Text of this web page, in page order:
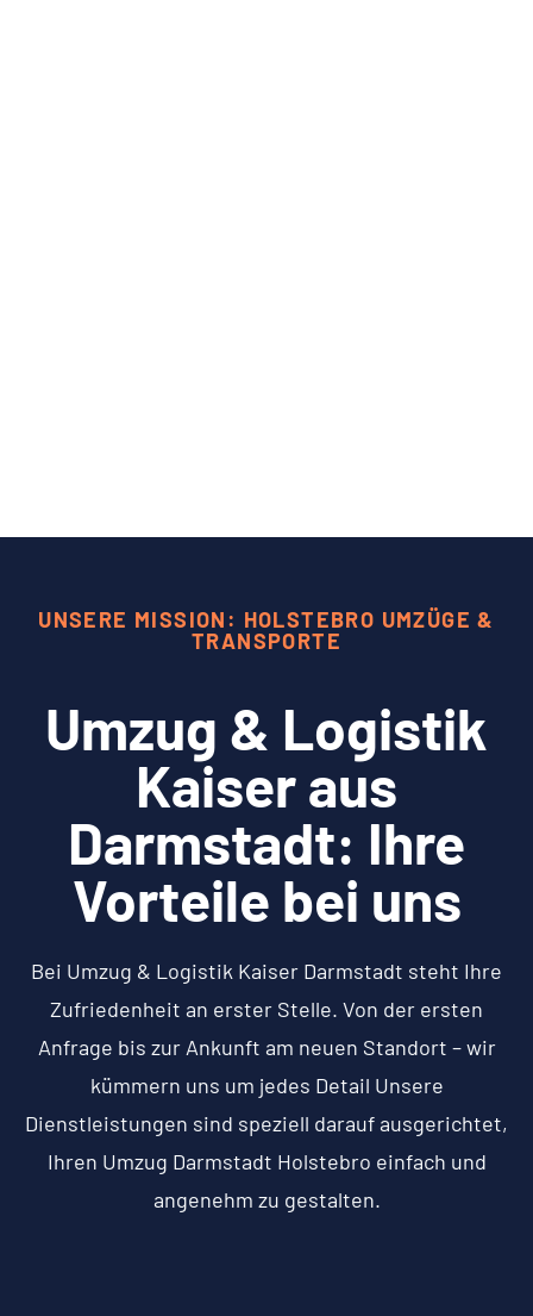
UNSERE MISSION: HOLSTEBRO UMZÜGE &
TRANSPORTE
Umzug & Logistik
Kaiser aus
Darmstadt: Ihre
Vorteile bei uns
Bei Umzug & Logistik Kaiser Darmstadt steht Ihre
Zufriedenheit an erster Stelle. Von der ersten
Anfrage bis zur Ankunft am neuen Standort – wir
kümmern uns um jedes Detail Unsere
Dienstleistungen sind speziell darauf ausgerichtet,
Ihren Umzug Darmstadt Holstebro einfach und
angenehm zu gestalten.